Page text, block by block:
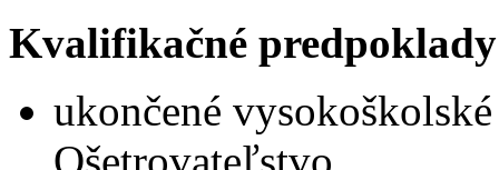
Kvalifikačné
ukončené
Ošetrovateľstvo,